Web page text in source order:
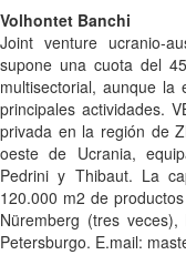
Volhontet Banchi
Joint venture ucranio-
supone una cuota del
multisectorial, aunque
principales actividades.
privada en la región de
oeste de Ucrania,
Pedrini y Thibaut. La
120.000 m2 de
Nüremberg (tres
Petersburgo. E.mail: